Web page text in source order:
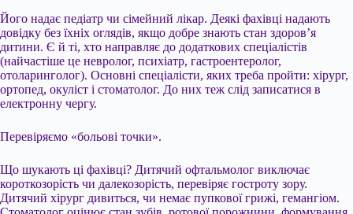
Його надає педіатр чи сімейний лікар. Деякі фахівці надають
довідку без їхніх оглядів, якщо добре знають стан здоров’я
дитини. Є й ті, хто направляє до додаткових спеціалістів
(найчастіше це невролог, психіатр, гастроентеролог,
отоларинголог). Основні спеціалісти, яких треба пройти: хірург,
ортопед, окуліст і стоматолог. До них теж слід записатися в
електронну чергу.
Перевіряємо «больові точки».
Що шукають ці фахівці? Дитячий офтальмолог виключає
короткозорість чи далекозорість, перевіряє гостроту зору.
Дитячий хірург дивиться, чи немає пупкової грижі, гемангіом.